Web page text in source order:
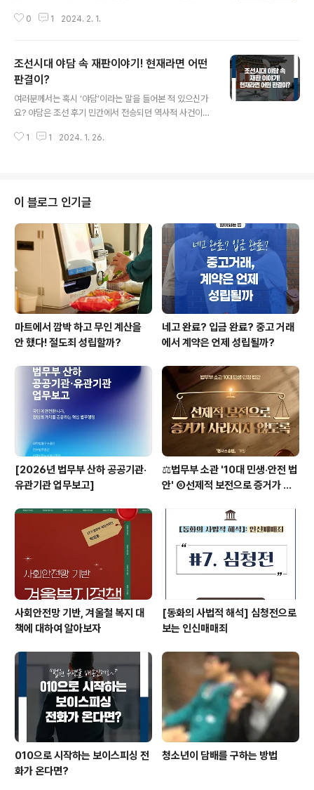
겨울철 전력난을 신경써야 해요. 겨울을 나기위해 난방기
에는 과도한 난방사용을 막을 수 있도록 제정해놓았습니
다. 이 법은 산업통상자원부장관이 에너지사용자에게 폐열
이용을 위해 노력하도록 하고 있으며, 절약을 위해 냉난방
온도의 제한온도나 제한기간을 정할 수 있도록 하고 있는
데요. (에너지 이용 합리화 법 제36조2) 이를 어길 시에는
위법사항에 따라 최대 2년 이하의 징역, 최소 300만원의
0 1 2024. 2. 1.
조선시대 야담 속 재판이야기! 현재라면 어떤
판결이?
여러분께서는 혹시 ‘야담’이라는 말을 들어본 적 있으신가
요? 야담은 조선 후기 민간에서 전승되던 역사적 사건이나
는 조선시대의 다채로운 이야기들이 아주 많은데요! 야담
는 시간을 가져보려 합니다. 1. 《청구야담》 속 재판 이야기
어느 날, 한 스님은 길에 떨어진 돈 20냥을 발견하게 됩니
다. 스님은 돈의 주인을 찾아주려는 생각으로 돈을 줍게 되
는데요. 시장에 가자 소 장수가 돈을 잃어버렸다는 말을 듣
고, 그에게 찾아갑니다. 스님은 소 장수가 돈의 주인이 맞는
지 확인하고, 그에게 돈을 ..
1 1 2024. 1. 26.
이 블로그 인기글
마트에서 깜박 하고 무인 계산을
안 했다! 절도죄 성립할까?
네고 완료? 입금 완료? 중고 거래
에서 계약은 언제 성립될까?
[2026년 법무부 산하 공공기관·
유관기관 업무보고]
⚖️법무부 소관 '10대 민생·안전 법
안' ⑥선제적 보전으로 증거가 사
사회안전망 기반, 겨울철 복지 대
책에 대하여 알아보자
[동화의 사법적 해석] 심청전으로
보는 인신매매죄
010으로 시작하는 보이스피싱 전
화가 온다면?
청소년이 담배를 구하는 방법